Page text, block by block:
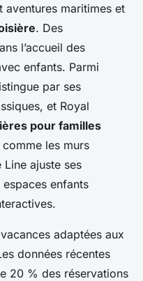
aventures maritimes et
. Des
l’accueil des
enfants. Parmi
par ses
et Royal
pour familles
les murs
Line ajuste ses
enfants
adaptées aux
données récentes
20 % des réservations